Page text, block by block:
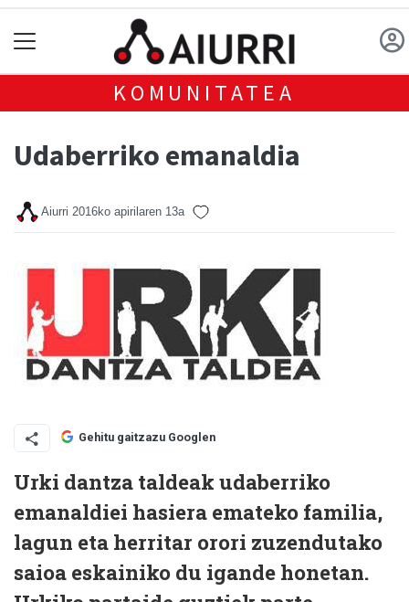
KOMUNITATEA
Udaberriko emanaldia
Aiurri 2016ko apirilaren 13a
Gehitu gaitzazu Googlen
Urki dantza taldeak udaberriko
emanaldiei hasiera emateko familia,
lagun eta herritar orori zuzendutako
saioa eskainiko du igande honetan.